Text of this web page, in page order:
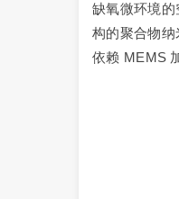
缺氧微环境
构的聚合物
依赖 MEMS